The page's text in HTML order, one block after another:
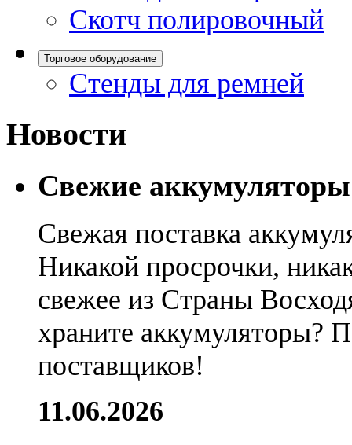
Скотч полировочный
Торговое оборудование
Стенды для ремней
Новости
Свежие
Свежая поставка
Никакой просрочки,
свежее из Страны
храните аккумуляторы?
поставщиков!
11.06.2026